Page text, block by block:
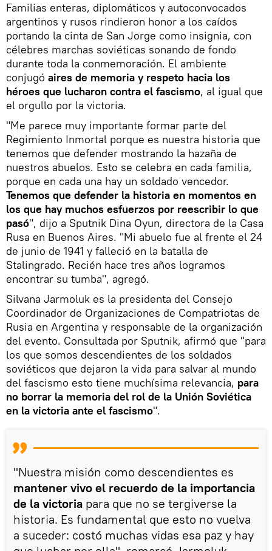
Familias enteras, diplomáticos y autoconvocados
argentinos y rusos rindieron honor a los caídos
portando la cinta de San Jorge como insignia, con
célebres marchas soviéticas sonando de fondo
durante toda la conmemoración. El ambiente
conjugó aires de memoria y respeto hacia los
héroes que lucharon contra el fascismo, al igual que
el orgullo por la victoria.
"Me parece muy importante formar parte del
Regimiento Inmortal porque es nuestra historia que
tenemos que defender mostrando la hazaña de
nuestros abuelos. Esto se celebra en cada familia,
porque en cada una hay un soldado vencedor.
Tenemos que defender la historia en momentos en
los que hay muchos esfuerzos por reescribir lo que
pasó", dijo a Sputnik Dina Oyun, directora de la Casa
Rusa en Buenos Aires. "Mi abuelo fue al frente el 24
de junio de 1941 y falleció en la batalla de
Stalingrado. Recién hace tres años logramos
encontrar su tumba", agregó.
Silvana Jarmoluk es la presidenta del Consejo
Coordinador de Organizaciones de Compatriotas de
Rusia en Argentina y responsable de la organización
del evento. Consultada por Sputnik, afirmó que "para
los que somos descendientes de los soldados
soviéticos que dejaron la vida para salvar al mundo
del fascismo esto tiene muchísima relevancia, para
no borrar la memoria del rol de la Unión Soviética
en la victoria ante el fascismo".
"Nuestra misión como descendientes es
mantener vivo el recuerdo de la importancia
de la victoria para que no se tergiverse la
historia. Es fundamental que esto no vuelva
a suceder: costó muchas vidas esa paz y hay